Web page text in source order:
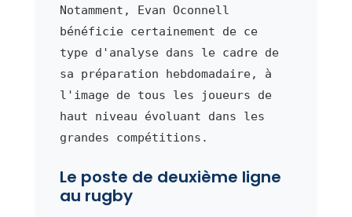
Notamment, Evan Oconnell
bénéficie certainement de ce
type d'analyse dans le cadre de
sa préparation hebdomadaire, à
l'image de tous les joueurs de
haut niveau évoluant dans les
grandes compétitions.
Le poste de deuxième ligne
au rugby